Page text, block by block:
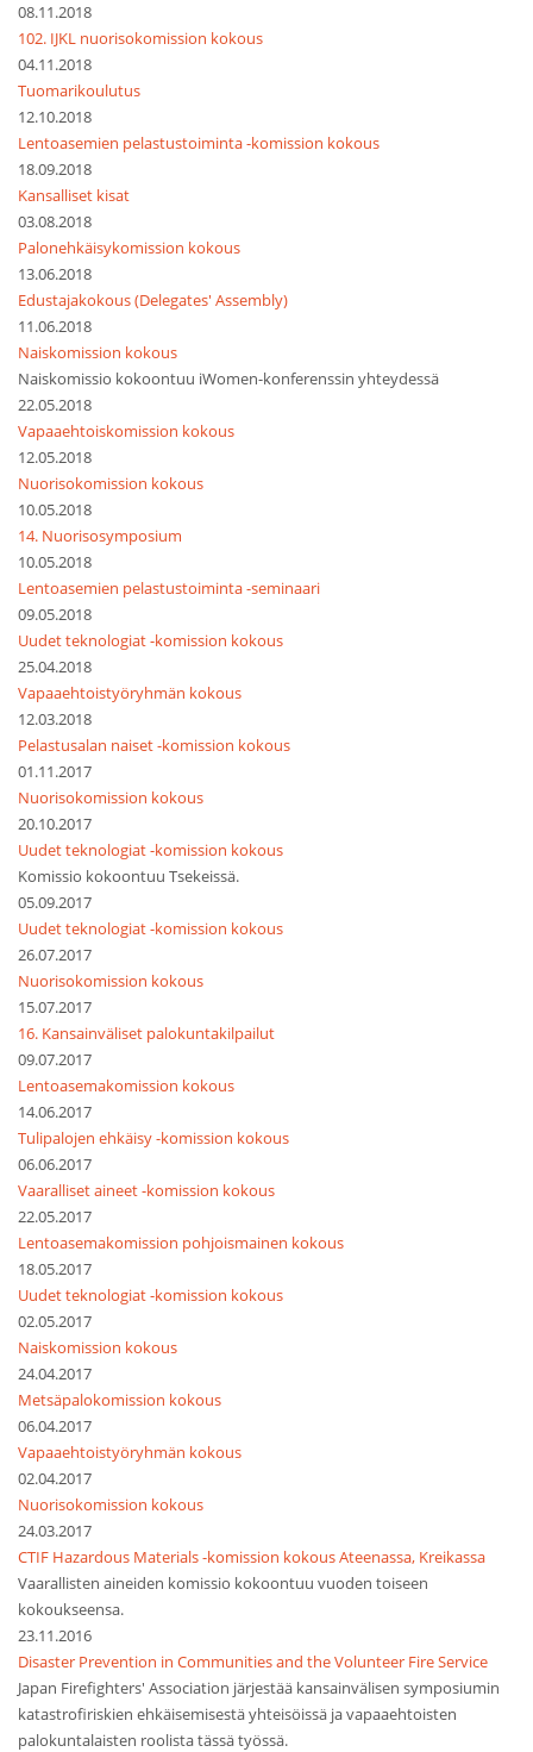
08.11.2018
102. IJKL nuorisokomission kokous
04.11.2018
Tuomarikoulutus
12.10.2018
Lentoasemien pelastustoiminta -komission kokous
18.09.2018
Kansalliset kisat
03.08.2018
Palonehkäisykomission kokous
13.06.2018
Edustajakokous (Delegates' Assembly)
11.06.2018
Naiskomission kokous
Naiskomissio kokoontuu iWomen-konferenssin yhteydessä
22.05.2018
Vapaaehtoiskomission kokous
12.05.2018
Nuorisokomission kokous
10.05.2018
14. Nuorisosymposium
10.05.2018
Lentoasemien pelastustoiminta -seminaari
09.05.2018
Uudet teknologiat -komission kokous
25.04.2018
Vapaaehtoistyöryhmän kokous
12.03.2018
Pelastusalan naiset -komission kokous
01.11.2017
Nuorisokomission kokous
20.10.2017
Uudet teknologiat -komission kokous
Komissio kokoontuu Tsekeissä.
05.09.2017
Uudet teknologiat -komission kokous
26.07.2017
Nuorisokomission kokous
15.07.2017
16. Kansainväliset palokuntakilpailut
09.07.2017
Lentoasemakomission kokous
14.06.2017
Tulipalojen ehkäisy -komission kokous
06.06.2017
Vaaralliset aineet -komission kokous
22.05.2017
Lentoasemakomission pohjoismainen kokous
18.05.2017
Uudet teknologiat -komission kokous
02.05.2017
Naiskomission kokous
24.04.2017
Metsäpalokomission kokous
06.04.2017
Vapaaehtoistyöryhmän kokous
02.04.2017
Nuorisokomission kokous
24.03.2017
CTIF Hazardous Materials -komission kokous Ateenassa, Kreikassa
Vaarallisten aineiden komissio kokoontuu vuoden toiseen
kokoukseensa.
23.11.2016
Disaster Prevention in Communities and the Volunteer Fire Service
Japan Firefighters' Association järjestää kansainvälisen symposiumin
katastrofiriskien ehkäisemisestä yhteisöissä ja vapaaehtoisten
palokuntalaisten roolista tässä työssä.